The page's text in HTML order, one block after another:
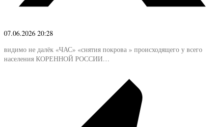
07.06.2026 20:28
видимо не далёк «ЧАС» «снятия покрова » происходящего у всего
населения КОРЕННОЙ РОССИИ…